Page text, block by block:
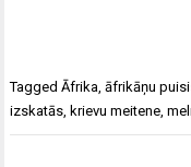
TaggedĀfrika ,āfrikāņu
izskatās ,krievu meitene ,